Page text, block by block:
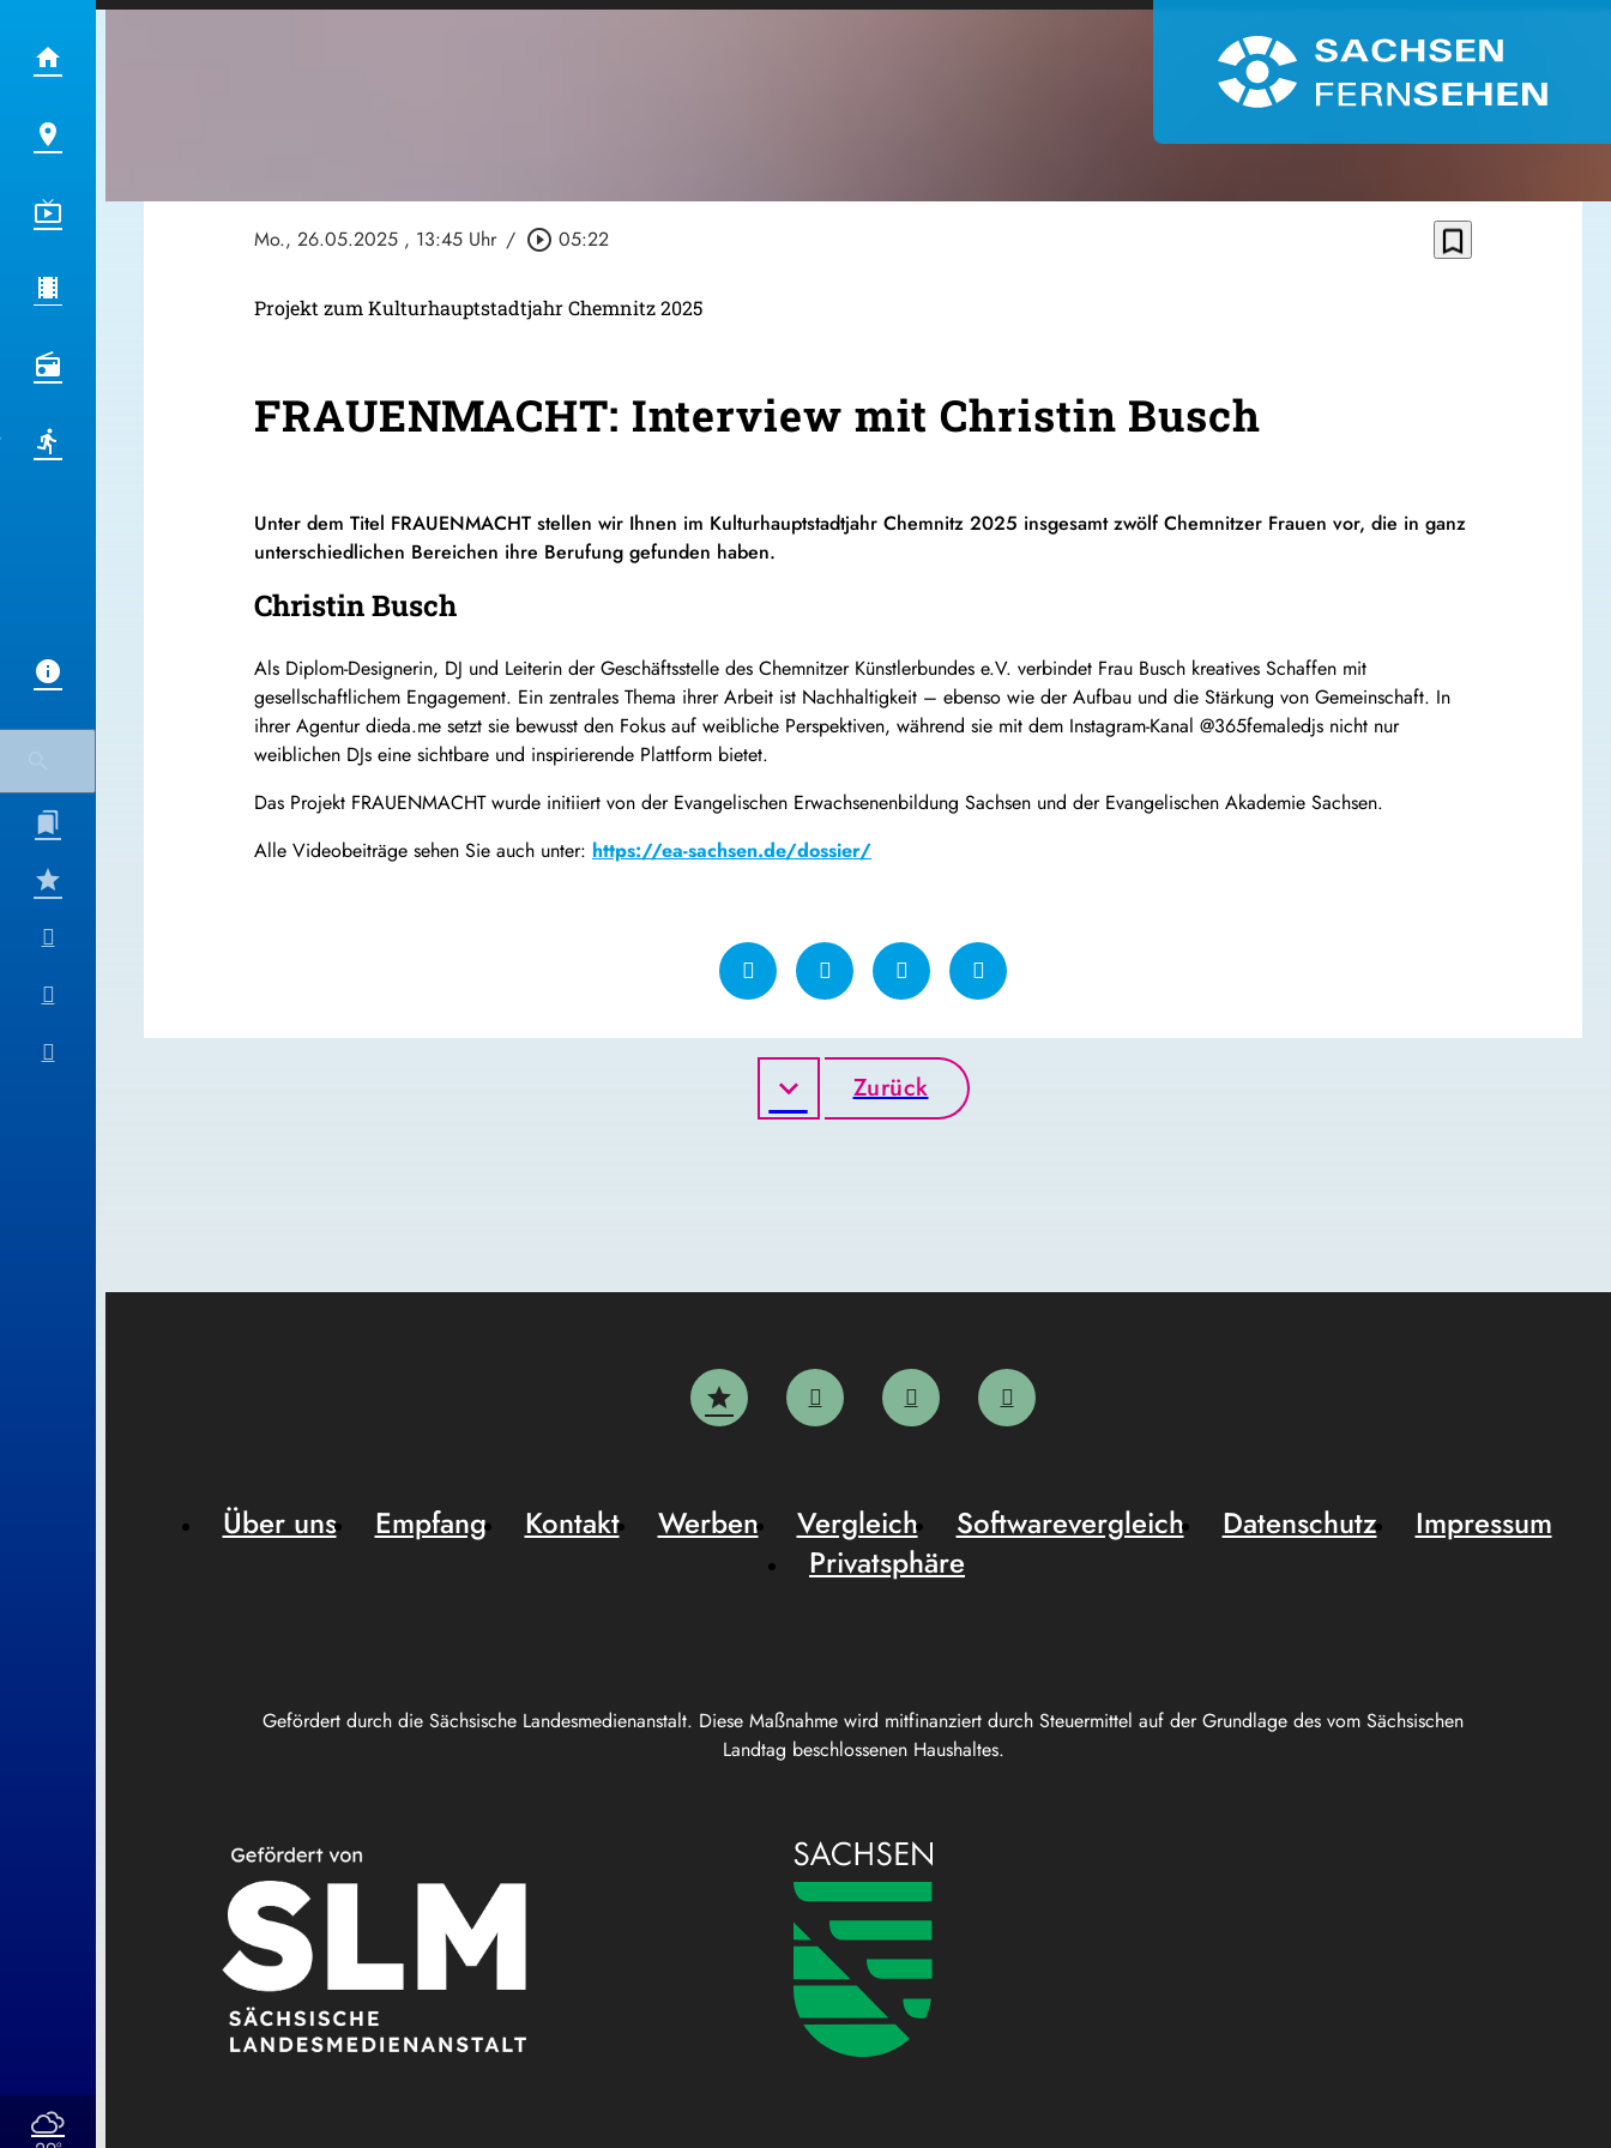
Mo., 26.05.2025 , 13:45 Uhr / play_circle_outline 05:22 bookmark_border
Projekt zum Kulturhauptstadtjahr Chemnitz 2025
FRAUENMACHT: Interview mit Christin Busch
Unter dem Titel FRAUENMACHT stellen wir Ihnen im Kulturhauptstadtjahr Chemnitz 2025 insgesamt zwölf Chemnitzer Frauen vor, die in ganz
unterschiedlichen Bereichen ihre Berufung gefunden haben.
Christin Busch
Als Diplom-Designerin, DJ und Leiterin der Geschäftsstelle des Chemnitzer Künstlerbundes e.V. verbindet Frau Busch kreatives Schaffen mit
gesellschaftlichem Engagement. Ein zentrales Thema ihrer Arbeit ist Nachhaltigkeit – ebenso wie der Aufbau und die Stärkung von Gemeinschaft. In
ihrer Agentur dieda.me setzt sie bewusst den Fokus auf weibliche Perspektiven, während sie mit dem Instagram-Kanal @365femaledjs nicht nur
weiblichen DJs eine sichtbare und inspirierende Plattform bietet.
Das Projekt FRAUENMACHT wurde initiiert von der Evangelischen Erwachsenenbildung Sachsen und der Evangelischen Akademie Sachsen.
Alle Videobeiträge sehen Sie auch unter: https://ea-sachsen.de/dossier/
Zurück
Gefördert durch die Sächsische Landesmedienanstalt. Diese Maßnahme wird mitfinanziert durch Steuermittel auf der Grundlage des vom Sächsischen
Landtag beschlossenen Haushaltes.
Über uns Empfang Kontakt Werben Vergleich Softwarevergleich Datenschutz
Impressum
Privatsphäre